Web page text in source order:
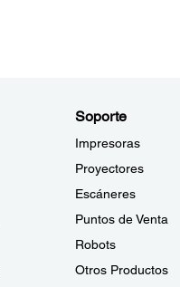
Soporte
Impresoras
Proyectores
Escáneres
Puntos de Venta
Robots
Otros Productos